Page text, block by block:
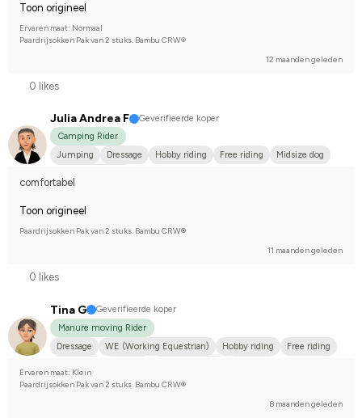
Toon origineel
Ervaren maat: Normaal
Paardrijsokken Pak van 2 stuks. Bambu CRW®
12 maanden geleden
0 likes
Julia Andrea F
Geverifieerde koper
Camping Rider
Jumping
Dressage Hobby riding Free riding
Midsize dog
comfortabel
Toon origineel
Paardrijsokken Pak van 2 stuks. Bambu CRW®
11 maanden geleden
0 likes
Tina G
Geverifieerde koper
Manure moving Rider
Dressage
WE (Working Equestrian) Hobby riding
Free riding
Varmblodstravare
I do not compete
Ervaren maat: Klein
Paardrijsokken Pak van 2 stuks. Bambu CRW®
8 maanden geleden